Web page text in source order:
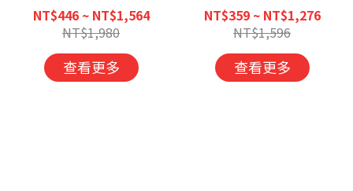
NT$446 ~ NT$1,564
NT$1,980
查看更多
NT$359 ~ NT$1,276
NT$1,596
查看更多